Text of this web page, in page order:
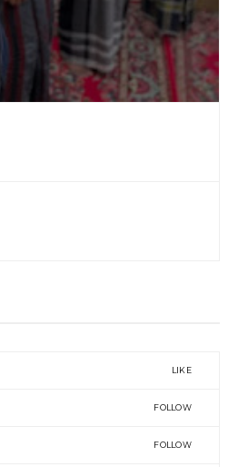
LIKE
FOLLOW
FOLLOW